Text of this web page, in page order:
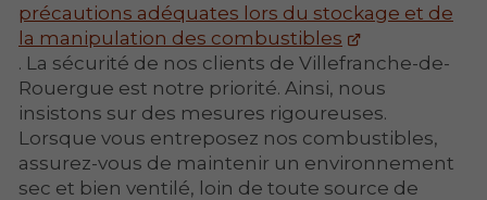
précautions adéquates lors du stockage et de
la manipulation des combustibles
. La sécurité de nos clients de Villefranche-de-
Rouergue est notre priorité. Ainsi, nous
insistons sur des mesures rigoureuses.
Lorsque vous entreposez nos combustibles,
assurez-vous de maintenir un environnement
sec et bien ventilé, loin de toute source de